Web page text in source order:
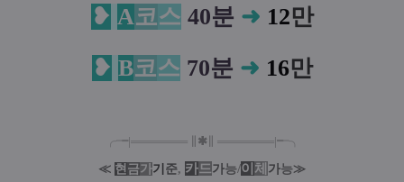
❥ A코스 40분 ➜ 12만
❥ B코스 70분 ➜ 16만
╭╼|═══════ ✱ ═══════|╾╮
≪ 현 금가기 준, 카드 가능/이 체 가능≫